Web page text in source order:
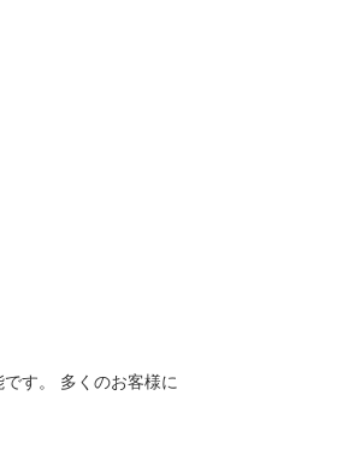
す。 多くのお客様に